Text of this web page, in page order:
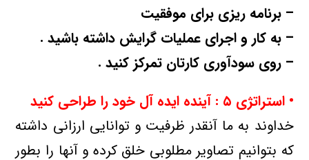
– برنامه ریزی برای موفقیت
– به کار و اجرای عملیات گرایش داشته باشید .
– روی سودآوری کارتان تمرکز کنید .
• استراتژی ۵ : آینده ایده آل خود را طراحی کنید
خداوند به ما آنقدر ظرفیت و توانایی ارزانی داشته
که بتوانیم تصاویر مطلوبی خلق کرده و آنها را بطور